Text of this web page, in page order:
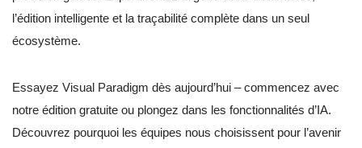
l’édition intelligente et la traçabilité complète dans un seul
écosystème.
Essayez Visual Paradigm dès aujourd’hui – commencez avec
notre édition gratuite ou plongez dans les fonctionnalités d’IA.
Découvrez pourquoi les équipes nous choisissent pour l’avenir